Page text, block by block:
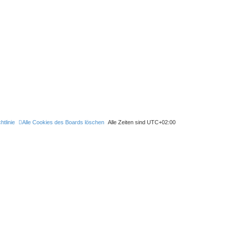
Alle Zeiten sind UTC+02:00
Alle Cookies des Boards löschen